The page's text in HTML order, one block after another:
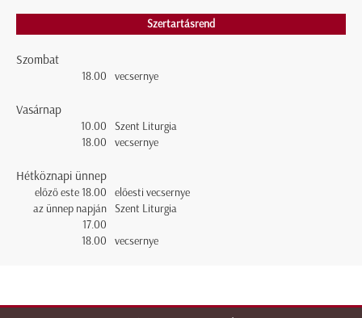
Szertartásrend
Szombat
18.00 vecsernye
Vasárnap
10.00
Szent Liturgia
18.00
vecsernye
Hétköznapi ünnep
előző este 18.00
előesti vecsernye
az ünnep napján
17.00
Szent Liturgia
18.00 vecsernye